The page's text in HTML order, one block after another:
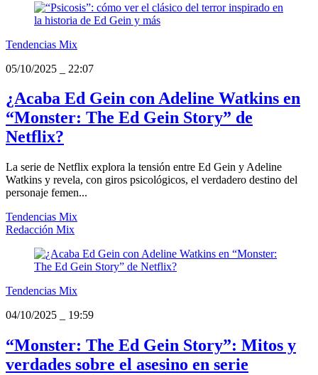
Tendencias Mix
05/10/2025
22:07
¿Acaba Ed Gein con Adeline Watkins en
“Monster: The Ed Gein Story” de
Netflix?
La serie de Netflix explora la tensión entre Ed Gein y Adeline
Watkins y revela, con giros psicológicos, el verdadero destino del
personaje femen...
Tendencias Mix
Redacción Mix
Tendencias Mix
04/10/2025
19:59
“Monster: The Ed Gein Story”: Mitos y
verdades sobre el asesino en serie